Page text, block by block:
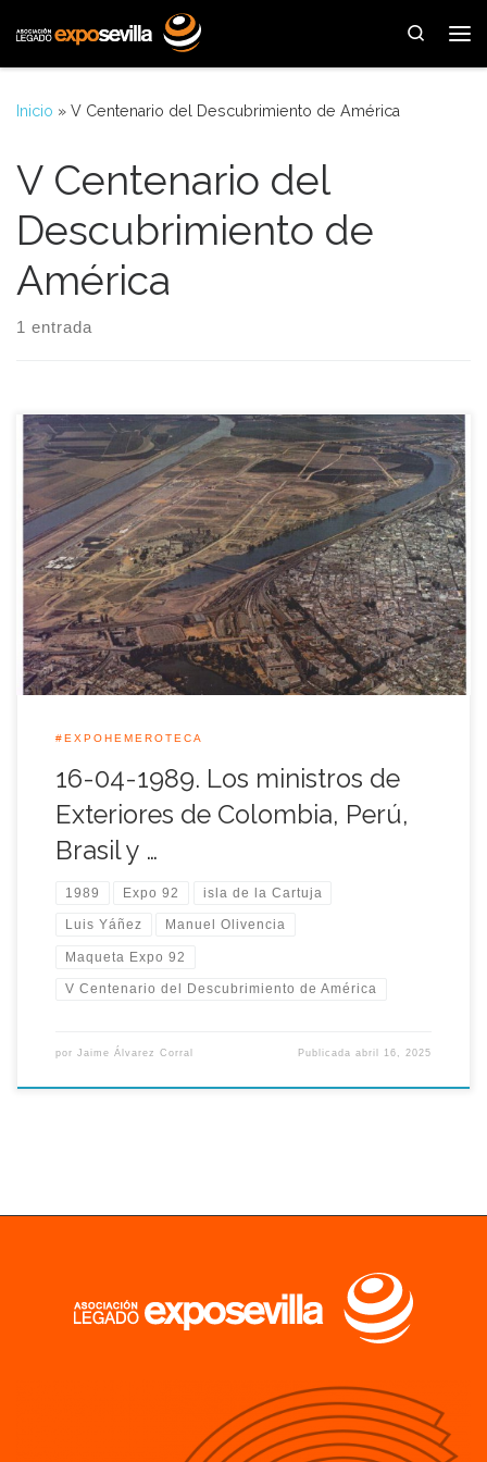
Saltar al contenido
Search
Inicio » V Centenario del Descubrimiento de América
V Centenario del
Descubrimiento de
América
1 entrada
La Isla de la Cartuja acogió el 16 de Abril de 1989 una mini-
cumbre protocolaria de cancilleres de Iberoamérica, cuyos
países se comprometieron en participar en la Exposición
Universal de Sevilla durante 1992.
#EXPOHEMEROTECA
16-04-1989. Los ministros de
Exteriores de Colombia, Perú,
Brasil y …
1989 Expo 92 isla de la Cartuja
Luis Yáñez Manuel Olivencia
Maqueta Expo 92
V Centenario del Descubrimiento de América
por Jaime Álvarez Corral Publicadaabril 16, 2025